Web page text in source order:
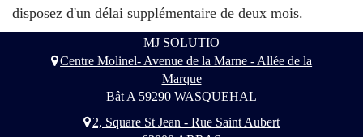
disposez d'un délai supplémentaire de deux mois.
MJ SOLUTIO
Centre Molinel- Avenue de la Marne - Allée de la
Marque
Bât A 59290 WASQUEHAL
2, Square St Jean - Rue Saint Aubert